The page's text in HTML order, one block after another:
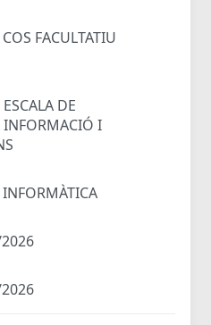
FACULTATIU
DE
INFORMACIÓ I